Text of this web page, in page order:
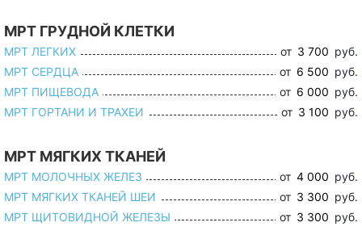
МРТ ГРУДНОЙ КЛЕТКИ
МРТ ЛЕГКИХ от 3 700 руб.
МРТ СЕРДЦА
от 6 500 руб.
МРТ ПИЩЕВОДА
от 6 000 руб.
МРТ ГОРТАНИ И ТРАХЕИ
от 3 100 руб.
МРТ МЯГКИХ ТКАНЕЙ
МРТ МОЛОЧНЫХ ЖЕЛЕЗ от 4 000 руб.
МРТ МЯГКИХ ТКАНЕЙ ШЕИ
от 3 300 руб.
МРТ ЩИТОВИДНОЙ ЖЕЛЕЗЫ
от 3 300 руб.